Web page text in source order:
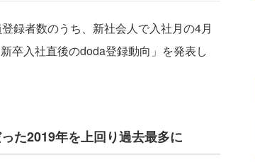
録者数のうち、新社会人で入社月の4月
卒入社直後のdoda登録動向」を発表し
た2019年を上回り過去最多に